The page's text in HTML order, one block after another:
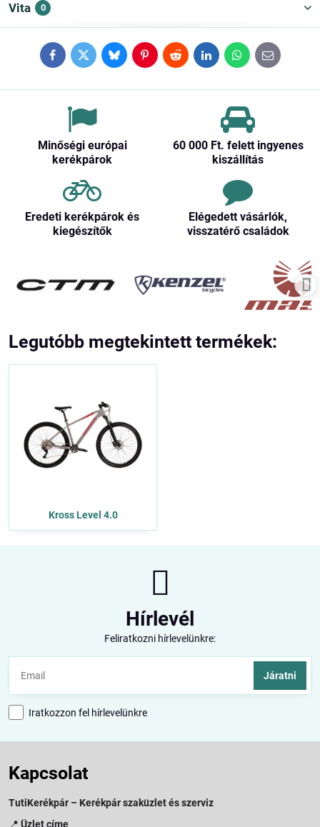
Vita 0
FacebookTwitterBlueskyPinterestRedditLinkedInWhatsApp
E-
mail
Minőségi európai
kerékpárok
60 000 Ft​. felett ingyenes
kiszállítás
Eredeti kerékpárok és
kiegészítők
Elégedett vásárlók,
visszatérő családok
Legutóbb megtekintett termékek:
Kross Level 4.0
Hírlevél
Feliratkozni hírlevelünkre:
Járatni
Iratkozzon fel hírlevelünkre
Kapcsolat
TutiKerékpár – Kerékpár szaküzlet és szerviz
📍 Üzlet címe